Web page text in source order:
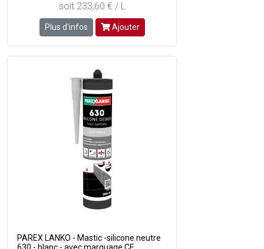
soit 233,60 € / L
Plus d'infos Ajouter
PAREX LANKO - Mastic -silicone neutre